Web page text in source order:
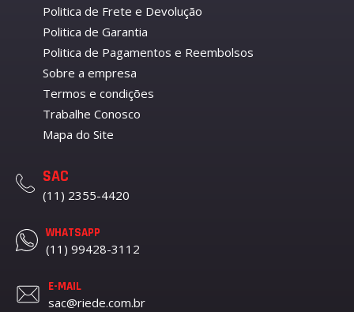
Politica de Frete e Devolução
Politica de Garantia
Politica de Pagamentos e Reembolsos
Sobre a empresa
Termos e condições
Trabalhe Conosco
Mapa do Site
SAC
(11) 2355-4420
WHATSAPP
(11) 99428-3112
E-MAIL
sac@riede.com.br